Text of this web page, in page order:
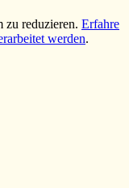
zu reduzieren. Erfahre
werden.